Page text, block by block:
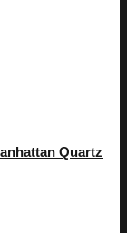
Quartz